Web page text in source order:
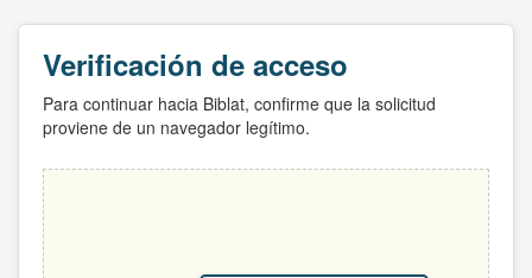
Verificación de acceso
Para continuar hacia Biblat, confirme que la solicitud
proviene de un navegador legítimo.